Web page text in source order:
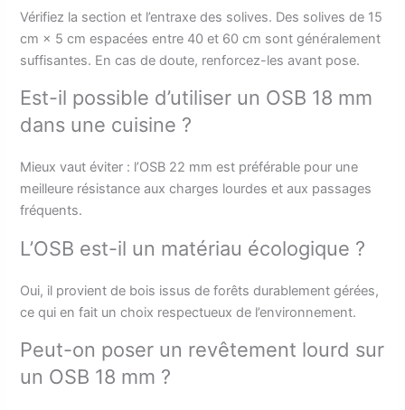
Vérifiez la section et l’entraxe des solives. Des solives de 15
cm × 5 cm espacées entre 40 et 60 cm sont généralement
suffisantes. En cas de doute, renforcez-les avant pose.
Est-il possible d’utiliser un OSB 18 mm
dans une cuisine ?
Mieux vaut éviter : l’OSB 22 mm est préférable pour une
meilleure résistance aux charges lourdes et aux passages
fréquents.
L’OSB est-il un matériau écologique ?
Oui, il provient de bois issus de forêts durablement gérées,
ce qui en fait un choix respectueux de l’environnement.
Peut-on poser un revêtement lourd sur
un OSB 18 mm ?